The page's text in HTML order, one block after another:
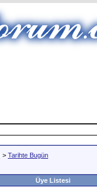
> Tarihte Bugün
Üye Listesi